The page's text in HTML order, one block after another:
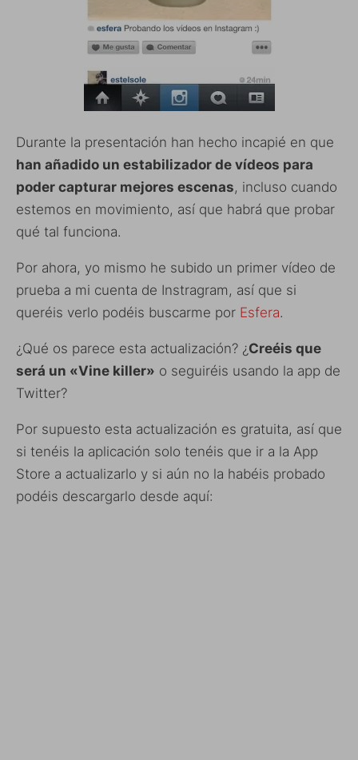
Durante la presentación han hecho incapié en que
han añadido un estabilizador de vídeos para
poder capturar mejores escenas, incluso cuando
estemos en movimiento, así que habrá que probar
qué tal funciona.
Por ahora, yo mismo he subido un primer vídeo de
prueba a mi cuenta de Instragram, así que si
queréis verlo podéis buscarme por Esfera.
¿Qué os parece esta actualización? ¿Creéis que
será un «Vine killer» o seguiréis usando la app de
Twitter?
Por supuesto esta actualización es gratuita, así que
si tenéis la aplicación solo tenéis que ir a la App
Store a actualizarlo y si aún no la habéis probado
podéis descargarlo desde aquí: